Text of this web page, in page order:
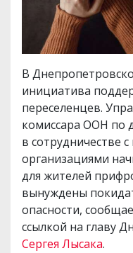
В
инициатива
переселенцев.
комиссара ООН по
в сотрудничестве
организациями
для жителей
вынуждены
опасности,
ссылкой на главу
Сергея Лысака.